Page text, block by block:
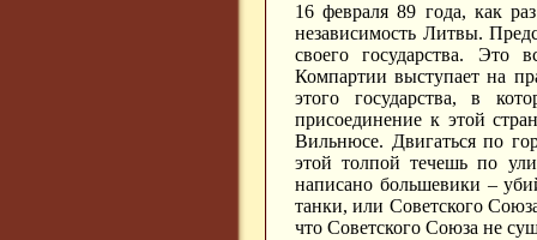
16 февраля 89 года, как
независимость Литвы.
своего государства. Это
Компартии выступает на
этого государства, в
присоединение к этой
Вильнюсе. Двигаться по
этой толпой течешь по
написано большевики –
танки, или Советского
что Советского Союза не